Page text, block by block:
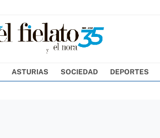
ASTURIAS SOCIEDAD DEPORTES